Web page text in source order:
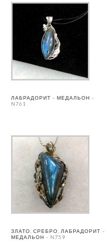
ЛАБРАДОРИТ – МЕДАЛЬОН –
N761
ЗЛАТО, СРЕБРО, ЛАБРАДОРИТ –
МЕДАЛЬОН – N759